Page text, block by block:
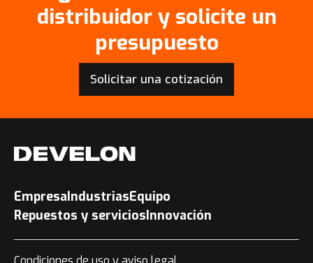
distribuidor y solicite un
presupuesto
Solicitar una cotización
EmpresaIndustriasEquipo
Repuestos y serviciosInnovación